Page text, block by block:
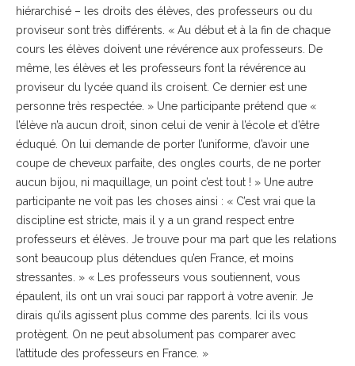
hiérarchisé – les droits des élèves, des professeurs ou du
proviseur sont très différents. « Au début et à la fin de chaque
cours les élèves doivent une révérence aux professeurs. De
même, les élèves et les professeurs font la révérence au
proviseur du lycée quand ils croisent. Ce dernier est une
personne très respectée. » Une participante prétend que «
l’élève n’a aucun droit, sinon celui de venir à l’école et d’être
éduqué. On lui demande de porter l’uniforme, d’avoir une
coupe de cheveux parfaite, des ongles courts, de ne porter
aucun bijou, ni maquillage, un point c’est tout ! » Une autre
participante ne voit pas les choses ainsi : « C’est vrai que la
discipline est stricte, mais il y a un grand respect entre
professeurs et élèves. Je trouve pour ma part que les relations
sont beaucoup plus détendues qu’en France, et moins
stressantes. » « Les professeurs vous soutiennent, vous
épaulent, ils ont un vrai souci par rapport à votre avenir. Je
dirais qu’ils agissent plus comme des parents. Ici ils vous
protègent. On ne peut absolument pas comparer avec
l’attitude des professeurs en France. »